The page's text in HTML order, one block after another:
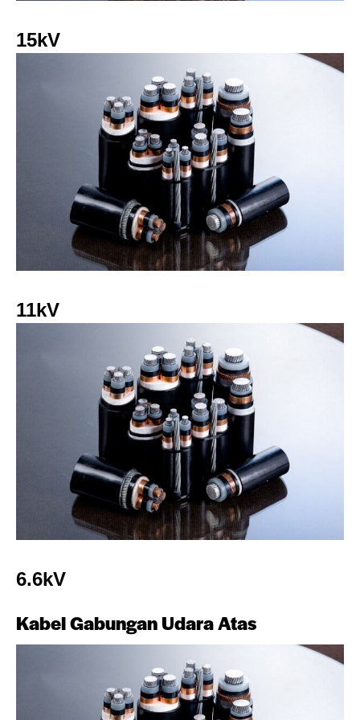
15kV
11kV
6.6kV
Kabel Gabungan Udara Atas